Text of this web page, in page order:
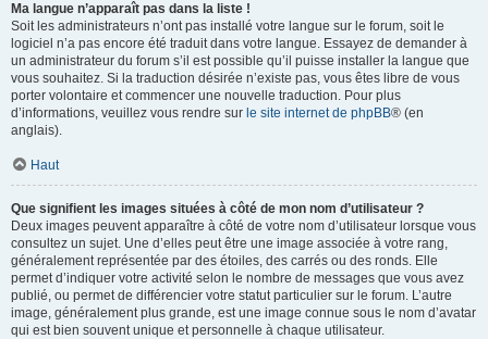
Ma langue n’apparaît pas dans la liste !
Soit les administrateurs n’ont pas installé votre langue sur le forum, soit le
logiciel n’a pas encore été traduit dans votre langue. Essayez de demander à
un administrateur du forum s’il est possible qu’il puisse installer la langue que
vous souhaitez. Si la traduction désirée n’existe pas, vous êtes libre de vous
porter volontaire et commencer une nouvelle traduction. Pour plus
d’informations, veuillez vous rendre sur le site internet de phpBB® (en
anglais).
Haut
Que signifient les images situées à côté de mon nom d’utilisateur ?
Deux images peuvent apparaître à côté de votre nom d’utilisateur lorsque vous
consultez un sujet. Une d’elles peut être une image associée à votre rang,
généralement représentée par des étoiles, des carrés ou des ronds. Elle
permet d’indiquer votre activité selon le nombre de messages que vous avez
publié, ou permet de différencier votre statut particulier sur le forum. L’autre
image, généralement plus grande, est une image connue sous le nom d’avatar
qui est bien souvent unique et personnelle à chaque utilisateur.